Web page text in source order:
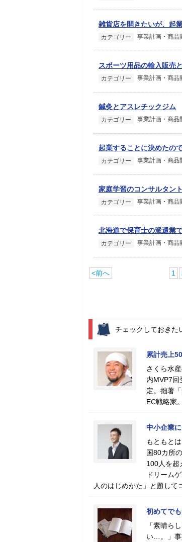
雑貨店を開きたいが、起
カテゴリー 事業計画・商品
スポーツ用品の輸入販売
カテゴリー 事業計画・商品
鍼灸とアスレチックジム
カテゴリー 事業計画・商品
起業することに決めたの
カテゴリー 事業計画・商品
家庭学習のコンサルタン
カテゴリー 事業計画・商品
北海道で保育士の派遣業
カテゴリー 事業計画・商品
<前へ 1
チェックしておきた
累計売上
さくら水
内MVP7回
定。拙著
EC戦略家
中小企業
もともと
国80カ所
100人を超
ドリーム
人のはじめかた」と題して
初めてで
「素晴ら
い…。」事